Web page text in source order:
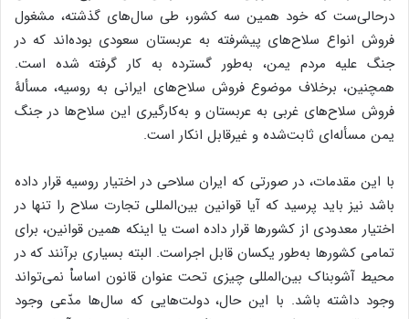
درحالی‌ست که خود همین سه کشور، طی سال‌های گذشته، مشغول
فروش انواع سلاح‌های پیشرفته به عربستان سعودی بوده‌اند که در
جنگ علیه مردم یمن، به‌طور گسترده به کار گرفته شده است.
همچنین، برخلاف موضوع فروش سلاح‌های ایرانی به روسیه، مسألۀ
فروش سلاح‌های غربی به عربستان و به‌کارگیری این سلاح‌ها در جنگ
یمن مسأله‌ای ثابت‌شده و غیرقابل انکار است.
با این مقدمات، در صورتی که ایران سلاحی در اختیار روسیه قرار داده
باشد نیز باید پرسید که آیا قوانین بین‌المللی تجارت سلاح را تنها در
اختیار معدودی از کشورها قرار داده است یا اینکه همین قوانین، برای
تمامی کشورها به‌طور یکسان قابل اجراست. البته بسیاری برآنند که در
محیط آشوبناک بین‌المللی چیزی تحت عنوان قانون اساساْ نمی‌تواند
وجود داشته باشد. با این حال، دولت‌هایی که سال‌ها مدّعی وجود